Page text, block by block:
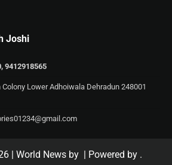
Joshi
9412918565
Colony Lower Adhoiwala Dehradun 248001
| World News by | Powered by .